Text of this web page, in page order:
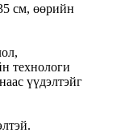
см, өөрийн
технологи
үүдэлтэйг